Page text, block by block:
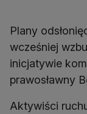
Plany
wcześniej
inicjatywie
prawosławny
Aktywiści